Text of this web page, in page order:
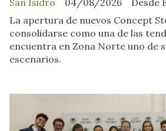
La apertura de nuevos Concept
consolidarse como una de las
encuentra en Zona Norte uno de
escenarios.